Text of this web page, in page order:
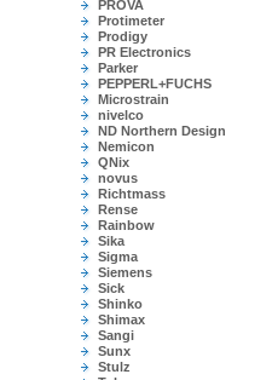
PROVA
Protimeter
Prodigy
PR Electronics
Parker
PEPPERL+FUCHS
Microstrain
nivelco
ND Northern Design
Nemicon
QNix
novus
Richtmass
Rense
Rainbow
Sika
Sigma
Siemens
Sick
Shinko
Shimax
Sangi
Sunx
Stulz